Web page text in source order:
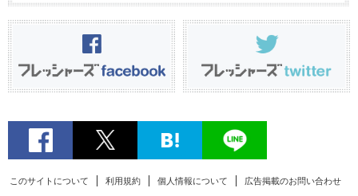
このサイトについて 利用規約 個人情報について 広告掲載のお問い合わせ